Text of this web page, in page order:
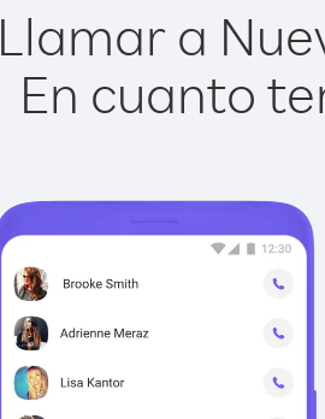
Llamar a
En cuanto